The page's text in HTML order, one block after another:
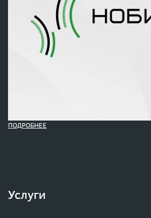
ПОДРОБНЕЕ
Услуги